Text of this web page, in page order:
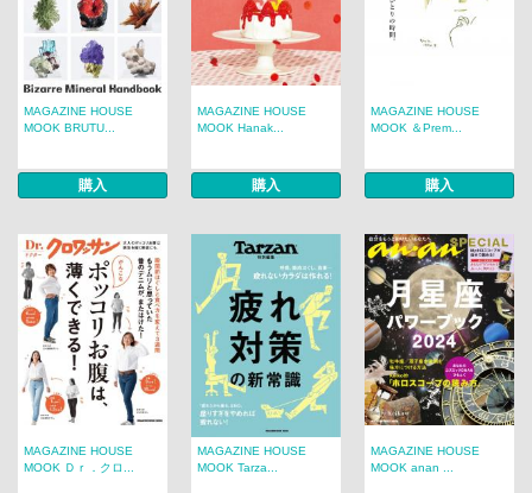
MAGAZINE HOUSE
MOOK BRUTU...
購入
MAGAZINE HOUSE
MOOK Hanak...
購入
MAGAZINE HOUSE
MOOK ＆Prem...
購入
MAGAZINE HOUSE
MOOK Ｄｒ．クロ...
MAGAZINE HOUSE
MOOK Tarza...
MAGAZINE HOUSE
MOOK anan ...